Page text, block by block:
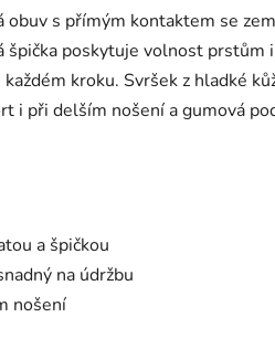
s přímým kontaktem se
špička poskytuje volnost prstům i
kroku. Svršek z hladké
i při delším nošení a gumová
a špičkou
na údržbu
nošení